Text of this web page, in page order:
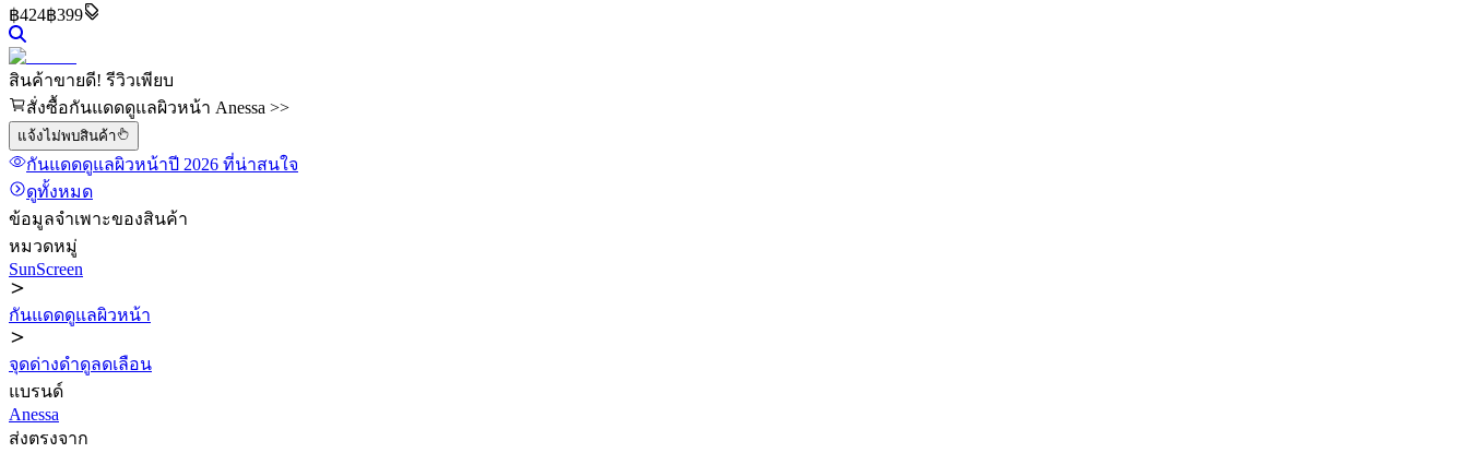
฿424฿399
สินค้าขายดี! รีวิวเพียบ
สั่งซื้อกันแดดดูแลผิวหน้า Anessa >>
แจ้งไม่พบสินค้า
กันแดดดูแลผิวหน้าปี 2026 ที่น่าสนใจ
ดูทั้งหมด
ข้อมูลจำเพาะของสินค้า
หมวดหมู่
SunScreen
กันแดดดูแลผิวหน้า
จุดด่างดำดูลดเลือน
แบรนด์
Anessa
ส่งตรงจาก